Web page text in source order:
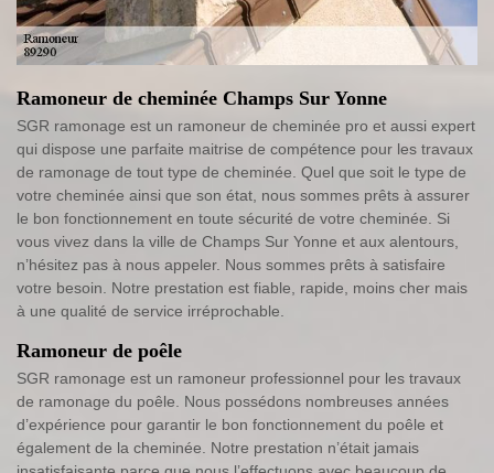
Ramoneur de cheminée Champs Sur Yonne
SGR ramonage est un ramoneur de cheminée pro et aussi expert
qui dispose une parfaite maitrise de compétence pour les travaux
de ramonage de tout type de cheminée. Quel que soit le type de
votre cheminée ainsi que son état, nous sommes prêts à assurer
le bon fonctionnement en toute sécurité de votre cheminée. Si
vous vivez dans la ville de Champs Sur Yonne et aux alentours,
n’hésitez pas à nous appeler. Nous sommes prêts à satisfaire
votre besoin. Notre prestation est fiable, rapide, moins cher mais
à une qualité de service irréprochable.
Ramoneur de poêle
SGR ramonage est un ramoneur professionnel pour les travaux
de ramonage du poêle. Nous possédons nombreuses années
d’expérience pour garantir le bon fonctionnement du poêle et
également de la cheminée. Notre prestation n’était jamais